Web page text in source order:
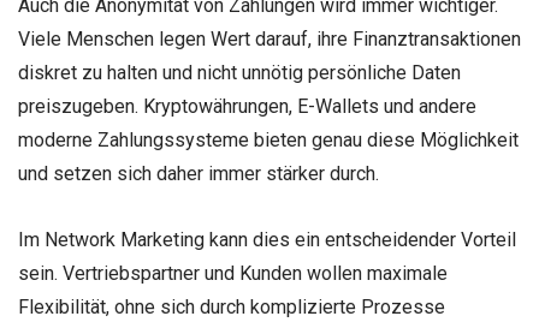
Auch die Anonymität von Zahlungen wird immer wichtiger.
Viele Menschen legen Wert darauf, ihre Finanztransaktionen
diskret zu halten und nicht unnötig persönliche Daten
preiszugeben. Kryptowährungen, E-Wallets und andere
moderne Zahlungssysteme bieten genau diese Möglichkeit
und setzen sich daher immer stärker durch.
Im Network Marketing kann dies ein entscheidender Vorteil
sein. Vertriebspartner und Kunden wollen maximale
Flexibilität, ohne sich durch komplizierte Prozesse